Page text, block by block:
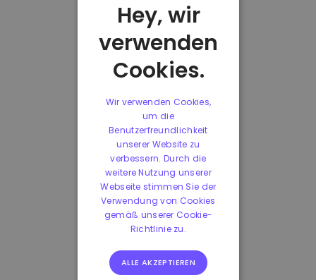
Hey, wir
verwenden
Cookies.
Wir verwenden Cookies,
um die
Benutzerfreundlichkeit
unserer Website zu
verbessern. Durch die
weitere Nutzung unserer
Webseite stimmen Sie der
Verwendung von Cookies
gemäß unserer Cookie-
Richtlinie zu.
ALLE AKZEPTIEREN